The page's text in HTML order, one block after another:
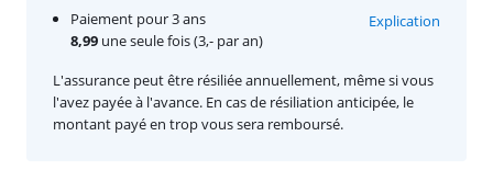
Paiement pour 3 ans
8,99 une seule fois (3,- par an)
Explication
L'assurance peut être résiliée annuellement, même si vous
l'avez payée à l'avance. En cas de résiliation anticipée, le
montant payé en trop vous sera remboursé.